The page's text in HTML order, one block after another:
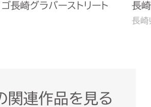
長崎グラバーストリート 長
長崎
関連作品を見る